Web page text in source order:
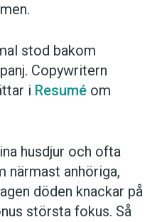
stod bakom
Copywritern
i Resumé om
husdjur och ofta
närmast anhöriga,
döden knackar på
största fokus. Så